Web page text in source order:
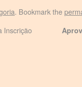
. Bookmark the
Inscrição